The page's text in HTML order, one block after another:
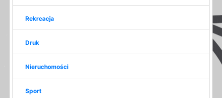
Rekreacja
Druk
Nieruchomości
Sport